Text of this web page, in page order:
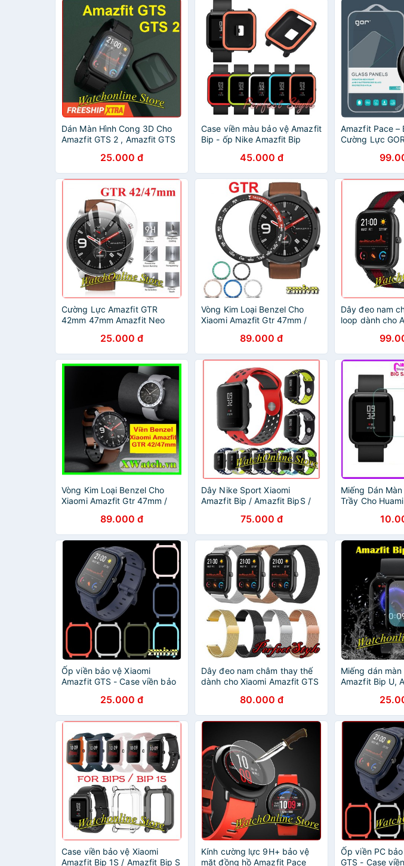
Dán Màn Hình Cong 3D Cho
Amazfit GTS 2 , Amazfit GTS
25.000 đ
Case viền màu bảo vệ Amazfit
Bip - ốp Nike Amazfit Bip
45.000 đ
Amazfit Pace –
Cường Lực
Cường Lực Amazfit GTR
42mm 47mm Amazfit Neo
25.000 đ
Vòng Kim Loại Benzel Cho
Xiaomi Amazfit Gtr 47mm /
89.000 đ
Dây đeo nam
loop dành cho
Vòng Kim Loại Benzel Cho
Xiaomi Amazfit Gtr 47mm /
89.000 đ
Dây Nike Sport Xiaomi
Amazfit Bip / Amazfit BipS /
75.000 đ
Miếng Dán
Trầy Cho
BIP Xiaomi
HAYLOU LS01
Ốp viền bảo vệ Xiaomi
Amazfit GTS - Case viền bảo
25.000 đ
Dây đeo nam châm thay thế
dành cho Xiaomi Amazfit GTS
80.000 đ
Miếng dán
Amazfit Bip U,
Case viền bảo vệ Xiaomi
Amazfit Bip 1S / Amazfit Bip S
Kính cường lực 9H+ bảo vệ
mặt đồng hồ Amazfit Pace
Ốp viền PC
GTS - Case